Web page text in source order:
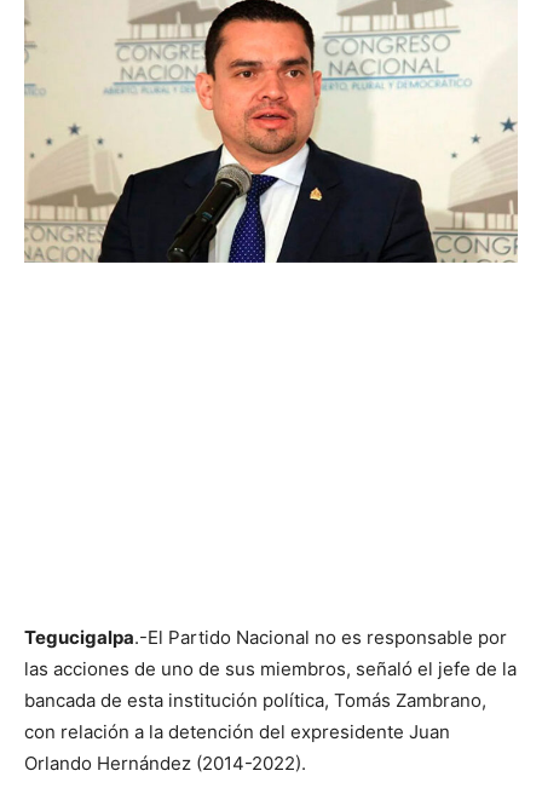
Tegucigalpa.-El Partido Nacional no es responsable por
las acciones de uno de sus miembros, señaló el jefe de la
bancada de esta institución política, Tomás Zambrano,
con relación a la detención del expresidente Juan
Orlando Hernández (2014-2022).